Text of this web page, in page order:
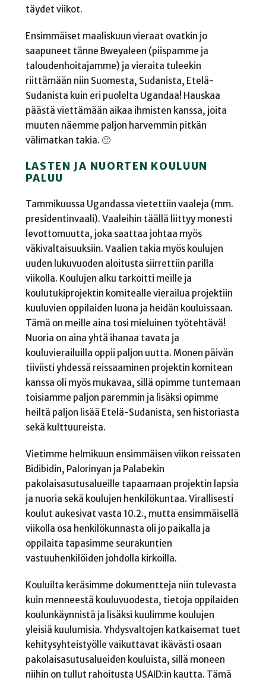
täydet viikot.
Ensimmäiset maaliskuun vieraat ovatkin jo
saapuneet tänne Bweyaleen (piispamme ja
taloudenhoitajamme) ja vieraita tuleekin
riittämään niin Suomesta, Sudanista, Etelä-
Sudanista kuin eri puolelta Ugandaa! Hauskaa
päästä viettämään aikaa ihmisten kanssa, joita
muuten näemme paljon harvemmin pitkän
välimatkan takia. 🙂
LASTEN JA NUORTEN KOULUUN
PALUU
Tammikuussa Ugandassa vietettiin vaaleja (mm.
presidentinvaali). Vaaleihin täällä liittyy monesti
levottomuutta, joka saattaa johtaa myös
väkivaltaisuuksiin. Vaalien takia myös koulujen
uuden lukuvuoden aloitusta siirrettiin parilla
viikolla. Koulujen alku tarkoitti meille ja
koulutukiprojektin komitealle vierailua projektiin
kuuluvien oppilaiden luona ja heidän kouluissaan.
Tämä on meille aina tosi mieluinen työtehtävä!
Nuoria on aina yhtä ihanaa tavata ja
kouluvierailuilla oppii paljon uutta. Monen päivän
tiiviisti yhdessä reissaaminen projektin komitean
kanssa oli myös mukavaa, sillä opimme tuntemaan
toisiamme paljon paremmin ja lisäksi opimme
heiltä paljon lisää Etelä-Sudanista, sen historiasta
sekä kulttuureista.
Vietimme helmikuun ensimmäisen viikon reissaten
Bidibidin, Palorinyan ja Palabekin
pakolaisasutusalueille tapaamaan projektin lapsia
ja nuoria sekä koulujen henkilökuntaa. Virallisesti
koulut aukesivat vasta 10.2., mutta ensimmäisellä
viikolla osa henkilökunnasta oli jo paikalla ja
oppilaita tapasimme seurakuntien
vastuuhenkilöiden johdolla kirkoilla.
Kouluilta keräsimme dokumentteja niin tulevasta
kuin menneestä kouluvuodesta, tietoja oppilaiden
koulunkäynnistä ja lisäksi kuulimme koulujen
yleisiä kuulumisia. Yhdysvaltojen katkaisemat tuet
kehitysyhteistyölle vaikuttavat ikävästi osaan
pakolaisasutusalueiden kouluista, sillä moneen
niihin on tullut rahoitusta USAID:in kautta. Tämä